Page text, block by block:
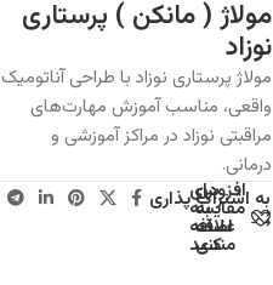
مولاژ ( مانکن ) پرستاری
نوزاد
مولاژ پرستاری نوزاد با طراحی آناتومیک
واقعی، مناسب آموزش مهارت‌های
مراقبتی نوزاد در مراکز آموزشی و
درمانی.
برای
مقایسه
اضافه
کنید
افزودن
به
علاقه
مندی
به اشتراک پذاری